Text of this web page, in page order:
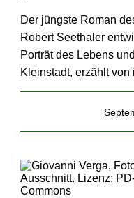
Der jüngste Roman
Robert Seethaler
Porträt des Lebens
Kleinstadt, erzählt von